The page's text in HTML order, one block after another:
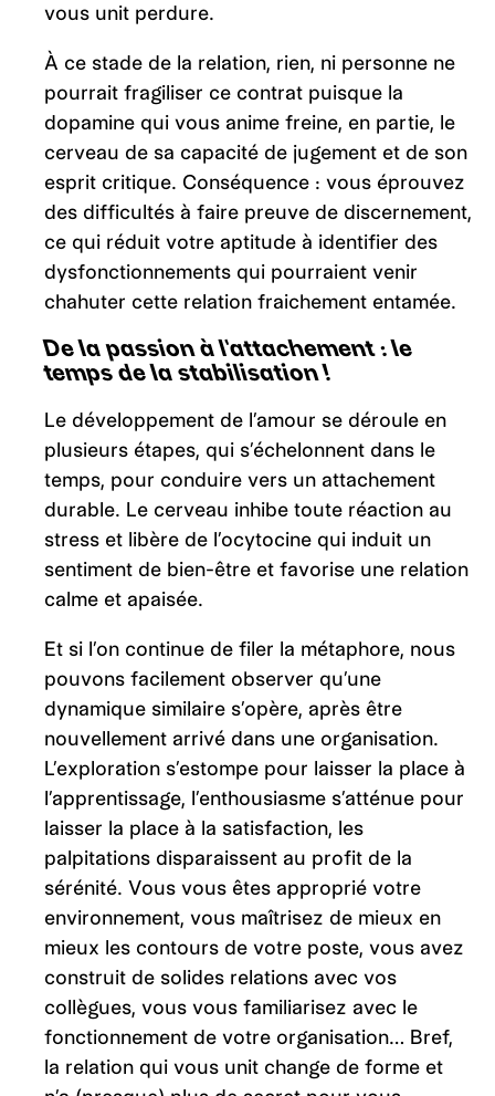
vous unit perdure.
À ce stade de la relation, rien, ni personne ne
pourrait fragiliser ce contrat puisque la
dopamine qui vous anime freine, en partie, le
cerveau de sa capacité de jugement et de son
esprit critique. Conséquence : vous éprouvez
des difficultés à faire preuve de discernement,
ce qui réduit votre aptitude à identifier des
dysfonctionnements qui pourraient venir
chahuter cette relation fraichement entamée.
De la passion à l’attachement : le
temps de la stabilisation !
Le développement de l’amour se déroule en
plusieurs étapes, qui s’échelonnent dans le
temps, pour conduire vers un attachement
durable. Le cerveau inhibe toute réaction au
stress et libère de l’ocytocine qui induit un
sentiment de bien-être et favorise une relation
calme et apaisée.
Et si l’on continue de filer la métaphore, nous
pouvons facilement observer qu’une
dynamique similaire s’opère, après être
nouvellement arrivé dans une organisation.
L’exploration s’estompe pour laisser la place à
l’apprentissage, l’enthousiasme s’atténue pour
laisser la place à la satisfaction, les
palpitations disparaissent au profit de la
sérénité. Vous vous êtes approprié votre
environnement, vous maîtrisez de mieux en
mieux les contours de votre poste, vous avez
construit de solides relations avec vos
collègues, vous vous familiarisez avec le
fonctionnement de votre organisation… Bref,
la relation qui vous unit change de forme et